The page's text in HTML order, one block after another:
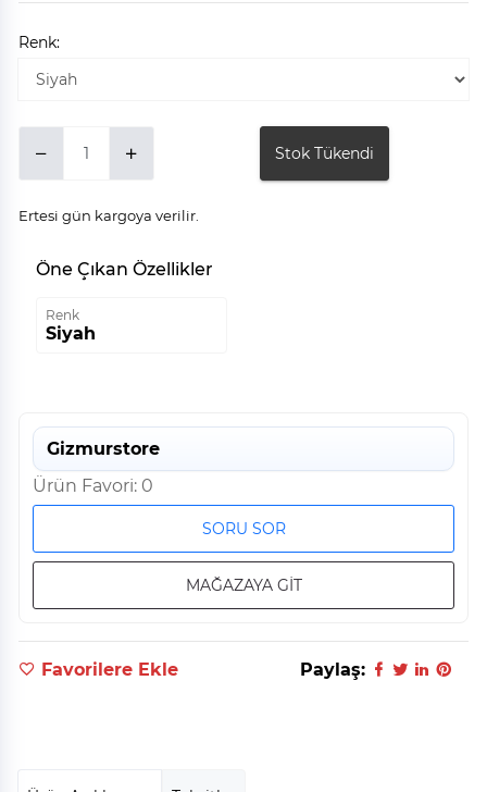
Renk:
Stok Tükendi
Ertesi gün kargoya verilir.
Öne Çıkan Özellikler
Renk
Siyah
Gizmurstore
Ürün Favori: 0
SORU SOR
MAĞAZAYA GİT
Favorilere Ekle Paylaş: